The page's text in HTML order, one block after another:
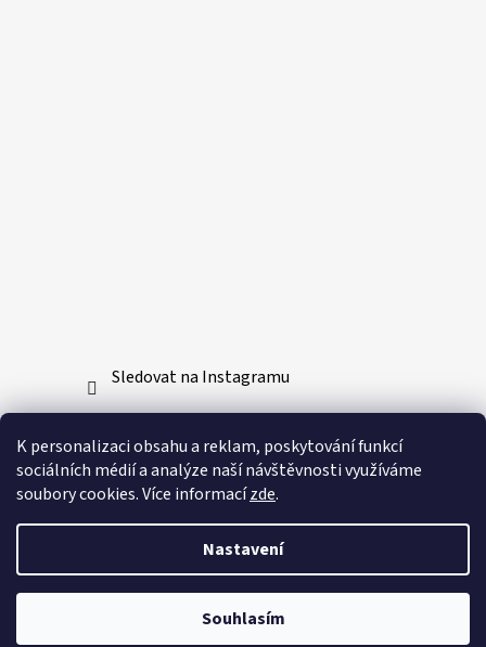
K personalizaci obsahu a reklam, poskytování funkcí
sociálních médií a analýze naší návštěvnosti využíváme
soubory cookies. Více informacízde.
Nastavení
Souhlasím
Sledovat na Instagramu
Přijímáme online platby
Vytvořil Shoptet
Bushido-sport.cz